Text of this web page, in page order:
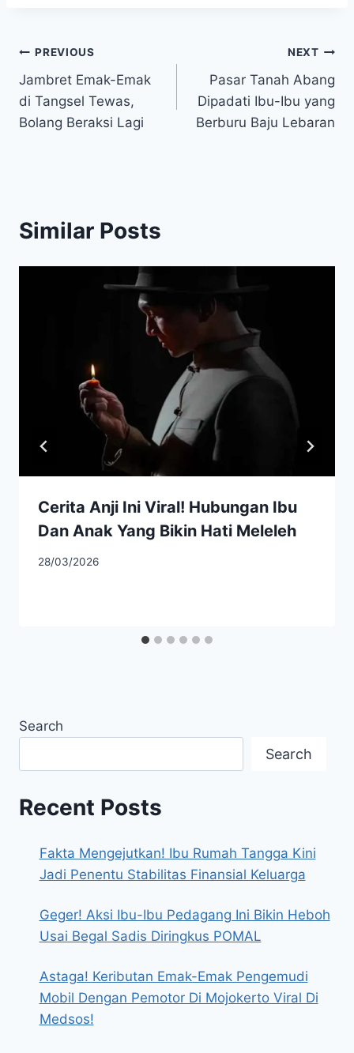
Post
navigation
PREVIOUS
Jambret Emak-Emak
di Tangsel Tewas,
Bolang Beraksi Lagi
NEXT
Pasar Tanah Abang
Dipadati Ibu-Ibu yang
Berburu Baju Lebaran
Similar Posts
Cerita Anji Ini Viral! Hubungan Ibu
Dan Anak Yang Bikin Hati Meleleh
28/03/2026
Search
Search
Recent Posts
Fakta Mengejutkan! Ibu Rumah Tangga Kini
Jadi Penentu Stabilitas Finansial Keluarga
Geger! Aksi Ibu-Ibu Pedagang Ini Bikin Heboh
Usai Begal Sadis Diringkus POMAL
Astaga! Keributan Emak-Emak Pengemudi
Mobil Dengan Pemotor Di Mojokerto Viral Di
Medsos!